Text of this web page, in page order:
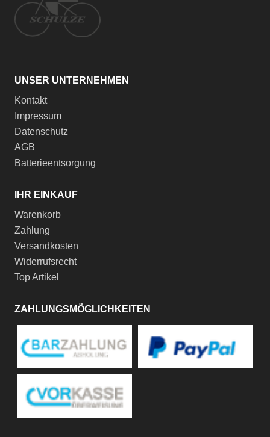
UNSER UNTERNEHMEN
Kontakt
Impressum
Datenschutz
AGB
Batterieentsorgung
IHR EINKAUF
Warenkorb
Zahlung
Versandkosten
Widerrufsrecht
Top Artikel
ZAHLUNGSMÖGLICHKEITEN